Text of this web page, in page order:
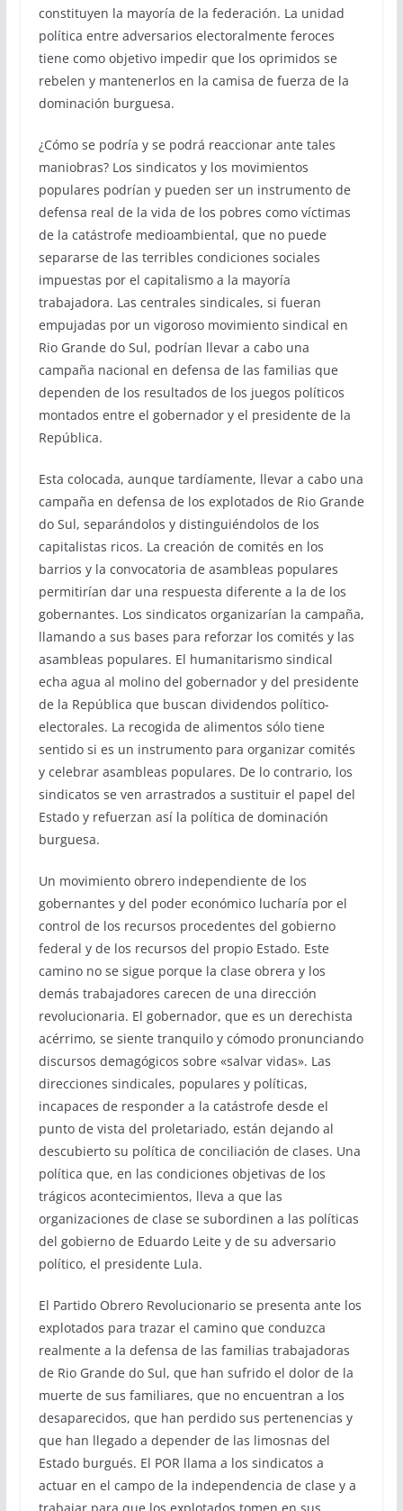
constituyen la mayoría de la federación. La unidad
política entre adversarios electoralmente feroces
tiene como objetivo impedir que los oprimidos se
rebelen y mantenerlos en la camisa de fuerza de la
dominación burguesa.
¿Cómo se podría y se podrá reaccionar ante tales
maniobras? Los sindicatos y los movimientos
populares podrían y pueden ser un instrumento de
defensa real de la vida de los pobres como víctimas
de la catástrofe medioambiental, que no puede
separarse de las terribles condiciones sociales
impuestas por el capitalismo a la mayoría
trabajadora. Las centrales sindicales, si fueran
empujadas por un vigoroso movimiento sindical en
Rio Grande do Sul, podrían llevar a cabo una
campaña nacional en defensa de las familias que
dependen de los resultados de los juegos políticos
montados entre el gobernador y el presidente de la
República.
Esta colocada, aunque tardíamente, llevar a cabo una
campaña en defensa de los explotados de Rio Grande
do Sul, separándolos y distinguiéndolos de los
capitalistas ricos. La creación de comités en los
barrios y la convocatoria de asambleas populares
permitirían dar una respuesta diferente a la de los
gobernantes. Los sindicatos organizarían la campaña,
llamando a sus bases para reforzar los comités y las
asambleas populares. El humanitarismo sindical
echa agua al molino del gobernador y del presidente
de la República que buscan dividendos político-
electorales. La recogida de alimentos sólo tiene
sentido si es un instrumento para organizar comités
y celebrar asambleas populares. De lo contrario, los
sindicatos se ven arrastrados a sustituir el papel del
Estado y refuerzan así la política de dominación
burguesa.
Un movimiento obrero independiente de los
gobernantes y del poder económico lucharía por el
control de los recursos procedentes del gobierno
federal y de los recursos del propio Estado. Este
camino no se sigue porque la clase obrera y los
demás trabajadores carecen de una dirección
revolucionaria. El gobernador, que es un derechista
acérrimo, se siente tranquilo y cómodo pronunciando
discursos demagógicos sobre «salvar vidas». Las
direcciones sindicales, populares y políticas,
incapaces de responder a la catástrofe desde el
punto de vista del proletariado, están dejando al
descubierto su política de conciliación de clases. Una
política que, en las condiciones objetivas de los
trágicos acontecimientos, lleva a que las
organizaciones de clase se subordinen a las políticas
del gobierno de Eduardo Leite y de su adversario
político, el presidente Lula.
El Partido Obrero Revolucionario se presenta ante los
explotados para trazar el camino que conduzca
realmente a la defensa de las familias trabajadoras
de Rio Grande do Sul, que han sufrido el dolor de la
muerte de sus familiares, que no encuentran a los
desaparecidos, que han perdido sus pertenencias y
que han llegado a depender de las limosnas del
Estado burgués. El POR llama a los sindicatos a
actuar en el campo de la independencia de clase y a
trabajar para que los explotados tomen en sus